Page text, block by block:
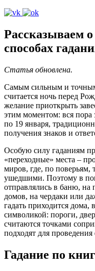
Рассказываем
способах
Статья обновлена.
Самым сильным и
считается ночь перед
желание приоткрыть
этим моментом: вся
по 19 января,
получения знаков и
Особую силу гаданиям
«переходные» места –
миров, где, по
ушедшими. Поэтому в
отправлялись в баню, на
домов, на чердаки или
гадать приходится
символикой: пороги,
считаются точками
подходят для проведения
Гадание по